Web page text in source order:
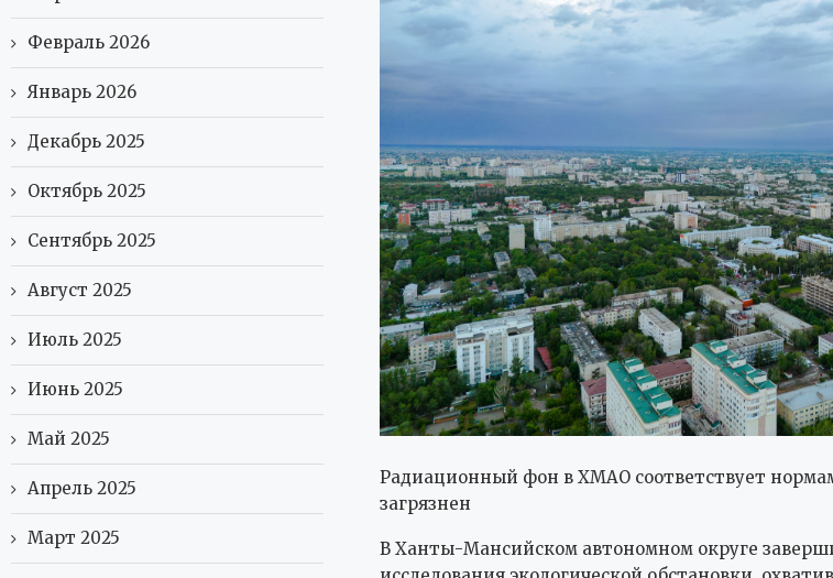
Радиационный фон в ХМАО соответствует
загрязнен
В Ханты-Мансийском автономном округе
Февраль 2026
Январь 2026
Декабрь 2025
Октябрь 2025
Сентябрь 2025
Август 2025
Июль 2025
Июнь 2025
Май 2025
Апрель 2025
Март 2025